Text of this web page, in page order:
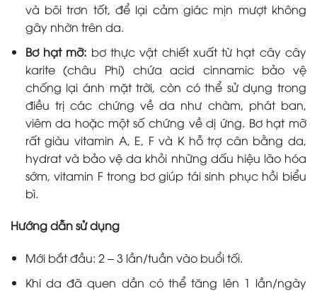
và bôi trơn tốt, để lại cảm giác mịn mượt không
gây nhờn trên da.
Bơ hạt mỡ: bơ thực vật chiết xuất từ hạt cây cây
karite (châu Phi) chứa acid cinnamic bảo vệ
chống lại ánh mặt trời, còn có thể sử dụng trong
điều trị các chứng về da như chàm, phát ban,
viêm da hoặc một số chứng về dị ứng. Bơ hạt mỡ
rất giàu vitamin A, E, F và K hỗ trợ cân bằng da,
hydrat và bảo vệ da khỏi những dấu hiệu lão hóa
sớm, vitamin F trong bơ giúp tái sinh phục hồi biểu
bì.
Hướng dẫn sử dụng
Mới bắt đầu: 2 – 3 lần/tuần vào buổi tối.
Khi da đã quen dần có thể tăng lên 1 lần/ngày